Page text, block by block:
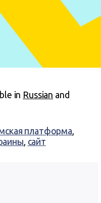
in Russian and
платформа,
, сайт